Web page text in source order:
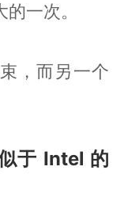
一次。
，而另一个
于 Intel 的